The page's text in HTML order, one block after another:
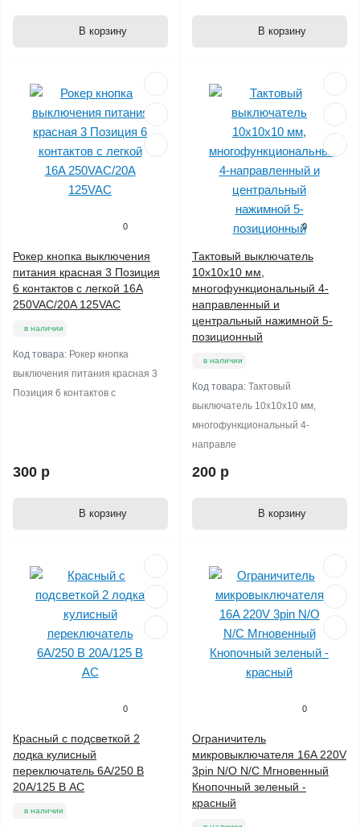
В корзину В корзину
0
Рокер кнопка выключения
питания красная 3 Позиция
6 контактов с легкой 16A
250VAC/20A 125VAC
в наличии
Код товара: Рокер кнопка
выключения питания красная 3
Позиция 6 контактов с
300 р
В корзину
0
Тактовый выключатель
10x10x10 мм,
многофункциональный 4-
направленный и
центральный нажимной 5-
позиционный
в наличии
Код товара: Тактовый
выключатель 10x10x10 мм,
многофункциональный 4-
направле
200 р
В корзину
0
Красный с подсветкой 2
лодка кулисный
переключатель 6A/250 В
20A/125 В AC
в наличии
0
Ограничитель
микровыключателя 16A 220V
3pin N/O N/C Мгновенный
Кнопочный зеленый -
красный